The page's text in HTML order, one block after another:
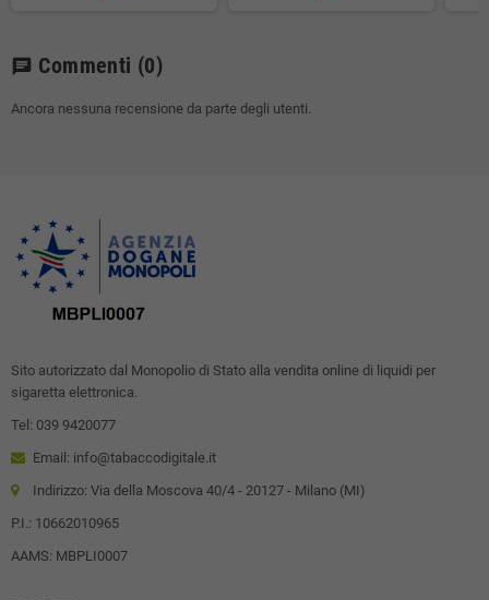
chat Commenti (0)
Ancora nessuna recensione da parte degli utenti.
Sito autorizzato dal Monopolio di Stato alla vendita online di liquidi per
sigaretta elettronica.
Tel: 039 9420077
Email: info@tabaccodigitale.it
Indirizzo: Via della Moscova 40/4 - 20127 - Milano (MI)
P.I.: 10662010965
AAMS: MBPLI0007